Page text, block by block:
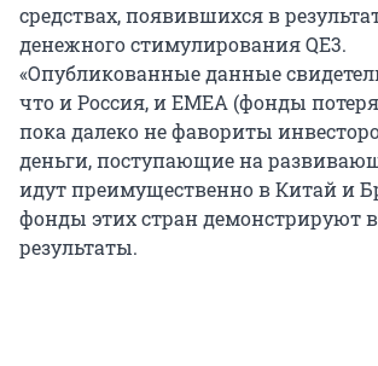
средствах, появившихся в
денежного стимулирования QE3.
«Опубликованные данные
что и Россия, и EMEA (фонды
пока далеко не фавориты
деньги, поступающие на
идут преимущественно в Китай и
фонды этих стран демонстрируют
результаты.